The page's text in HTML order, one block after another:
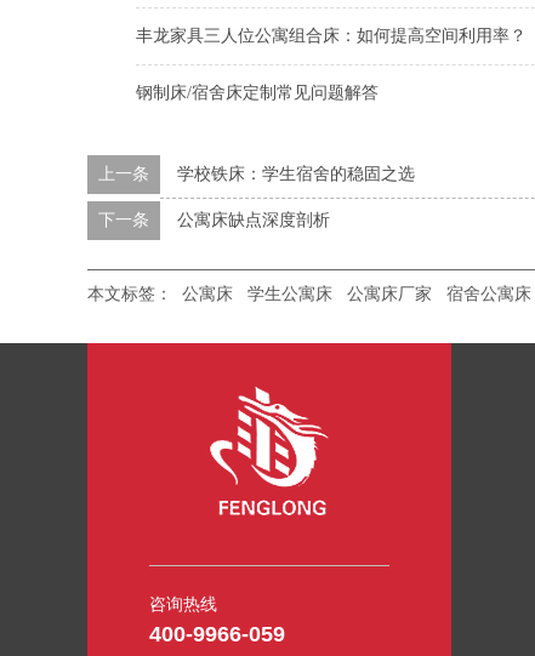
丰龙家具三人位公寓组合床：如何提高空间利用率？
钢制床/宿舍床定制常见问题解答
上一条 学校铁床：学生宿舍的稳固之选
下一条 公寓床缺点深度剖析
本文标签： 公寓床 学生公寓床 公寓床厂家 宿舍公寓床
咨询热线
400-9966-059